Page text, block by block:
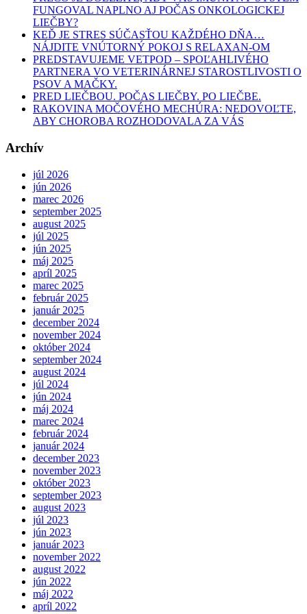
FUNGOVAL NAPLNO AJ POČAS ONKOLOGICKEJ
LIEČBY?
KEĎ JE STRES SÚČASŤOU KAŽDÉHO DŇA…
NÁJDITE VNÚTORNÝ POKOJ S RELAXAN-OM
PREDSTAVUJEME VETPOD – SPOĽAHLIVÉHO
PARTNERA VO VETERINÁRNEJ STAROSTLIVOSTI O
PSOV A MAČKY.
PRED LIEČBOU. POČAS LIEČBY. PO LIEČBE.
RAKOVINA MOČOVÉHO MECHÚRA: NEDOVOĽTE,
ABY CHOROBA ROZHODOVALA ZA VÁS
Archív
júl 2026
jún 2026
marec 2026
september 2025
august 2025
júl 2025
jún 2025
máj 2025
apríl 2025
marec 2025
február 2025
január 2025
december 2024
november 2024
október 2024
september 2024
august 2024
júl 2024
jún 2024
máj 2024
marec 2024
február 2024
január 2024
december 2023
november 2023
október 2023
september 2023
august 2023
júl 2023
jún 2023
január 2023
november 2022
august 2022
jún 2022
máj 2022
apríl 2022